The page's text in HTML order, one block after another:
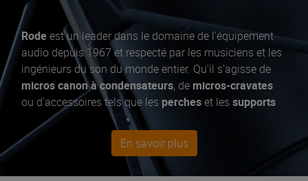
Rodeest un leader dans le domaine de l'équipement
audio depuis 1967 et respecté par les musiciens et les
ingénieurs du son du monde entier. Qu'il s'agisse de
micros canon à condensateurs, de micros-cravates
ou d'accessoires tels que les percheset les supports
de micro
, Rode a tout ce qu'il faut pour capturer les
talents d'un artiste surscèneou enstudio
micro à condensateur
le NT-USB mini et RodeCaster Pro. Pour ceux
En savoir plus